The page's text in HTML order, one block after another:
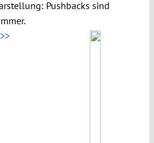
Pushbacks sind